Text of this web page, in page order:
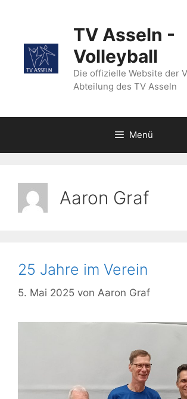
TV Asseln -
Volleyball
Die offizielle Website der
Abteilung des TV Asseln
Menü
Aaron Graf
25 Jahre im Verein
5. Mai 2025 von Aaron Graf